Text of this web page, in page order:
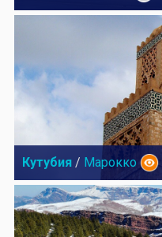
Кутубия / Марокко